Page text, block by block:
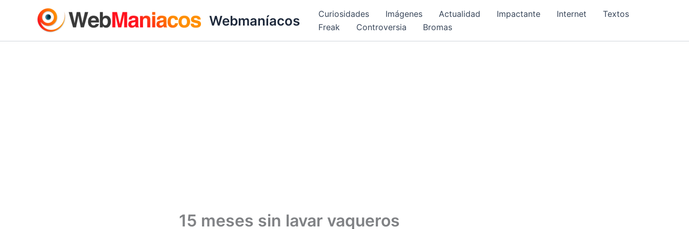
Webmaníacos Curiosidades Imágenes Actualidad Impactante Internet
Textos
Freak
Controversia Bromas
15 meses sin lavar vaqueros